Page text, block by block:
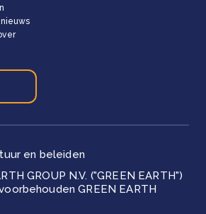
GROUP N.V. ("GREEN EARTH")
GREEN EARTH
en beleiden